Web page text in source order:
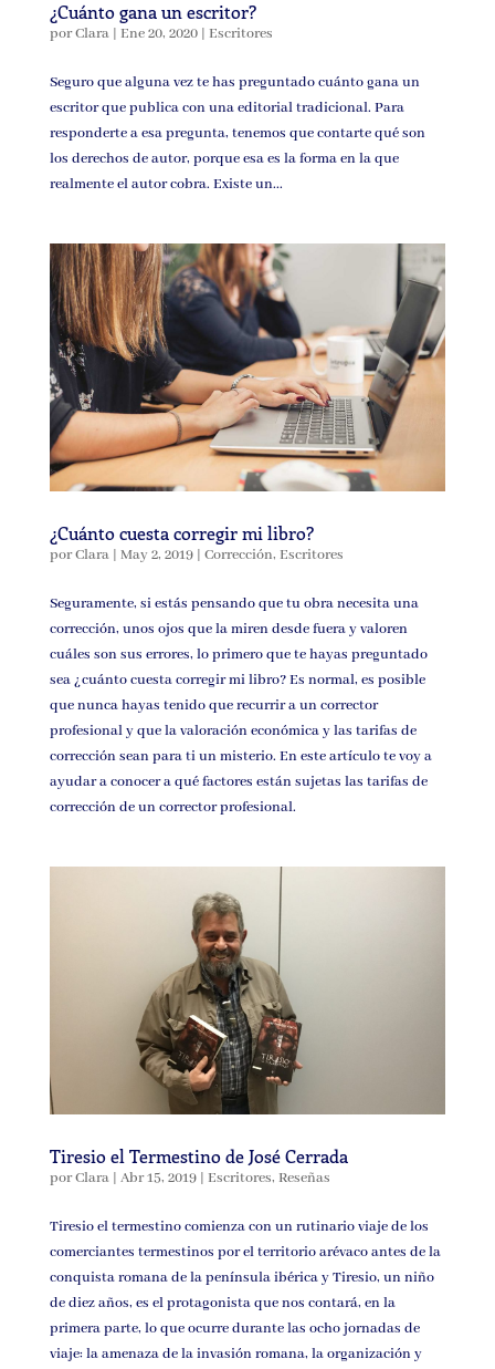
¿Cuánto gana un escritor?
porClara| Ene 20, 2020| Escritores
Seguro que alguna vez te has preguntado cuánto gana un
escritor que publica con una editorial tradicional. Para
responderte a esa pregunta, tenemos que contarte qué son
los derechos de autor, porque esa es la forma en la que
realmente el autor cobra. Existe un...
¿Cuánto cuesta corregir mi libro?
porClara| May 2, 2019| Corrección, Escritores
Seguramente, si estás pensando que tu obra necesita una
corrección, unos ojos que la miren desde fuera y valoren
cuáles son sus errores, lo primero que te hayas preguntado
sea ¿cuánto cuesta corregir mi libro? Es normal, es posible
que nunca hayas tenido que recurrir a un corrector
profesional y que la valoración económica y las tarifas de
corrección sean para ti un misterio. En este artículo te voy a
ayudar a conocer a qué factores están sujetas las tarifas de
corrección de un corrector profesional.
Tiresio el Termestino de José Cerrada
porClara| Abr 15, 2019| Escritores, Reseñas
Tiresio el termestino comienza con un rutinario viaje de los
comerciantes termestinos por el territorio arévaco antes de la
conquista romana de la península ibérica y Tiresio, un niño
de diez años, es el protagonista que nos contará, en la
primera parte, lo que ocurre durante las ocho jornadas de
viaje: la amenaza de la invasión romana, la organización y